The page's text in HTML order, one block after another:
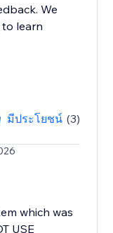
We
learn
มีประโยชน์ (3)
which was
USE